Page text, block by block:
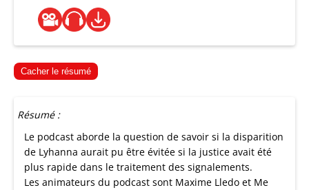
Cacher le résumé
Résumé :
Le podcast aborde la question de savoir si la disparition
de Lyhanna aurait pu être évitée si la justice avait été
plus rapide dans le traitement des signalements.
Les animateurs du podcast sont Maxime Lledo et Me